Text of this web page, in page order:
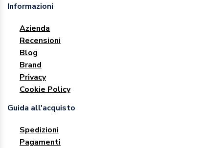
Informazioni
Azienda
Recensioni
Blog
Brand
Privacy
Cookie Policy
Guida all'acquisto
Spedizioni
Pagamenti